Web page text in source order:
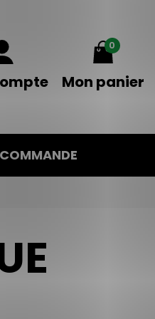
0
Mon panier